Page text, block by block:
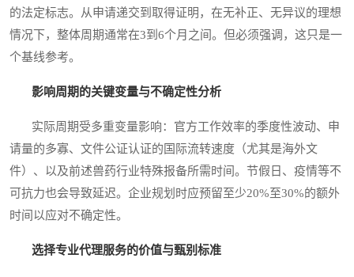
的法定标志。从申请递交到取得证明，在无补正、无异议的理想
情况下，整体周期通常在3到6个月之间。但必须强调，这只是一
个基线参考。
影响周期的关键变量与不确定性分析
实际周期受多重变量影响：官方工作效率的季度性波动、申
请量的多寡、文件公证认证的国际流转速度（尤其是海外文
件）、以及前述兽药行业特殊报备所需时间。节假日、疫情等不
可抗力也会导致延迟。企业规划时应预留至少20%至30%的额外
时间以应对不确定性。
选择专业代理服务的价值与甄别标准